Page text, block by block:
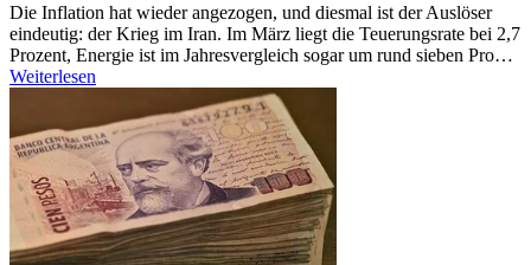
Die Inflation hat wieder angezogen, und diesmal ist der Auslöser
eindeutig: der Krieg im Iran. Im März liegt die Teuerungsrate bei 2,7
Prozent, Energie ist im Jahresvergleich sogar um rund sieben Pro…
Weiterlesen